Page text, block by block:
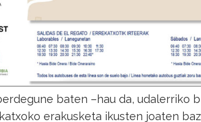
baten –hau da, udalerriko
erakusketa ikusten joaten